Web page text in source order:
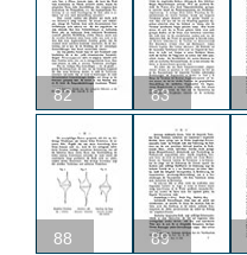
82 83
88 89